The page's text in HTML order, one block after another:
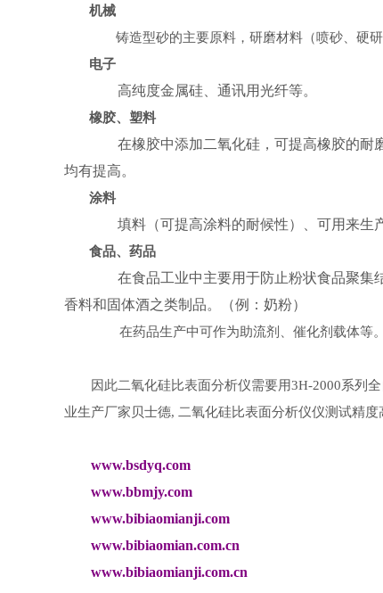
机械
铸造型砂的主要原料，研磨材料（喷砂、硬研
电子
高纯度金属硅、通讯用光纤等。
橡胶、塑料
在橡胶中添加二氧化硅，可提高橡胶的耐磨
均有提高。
涂料
填料（可提高涂料的耐候性）、可用来生产
食品、药品
在食品工业中主要用于防止粉状食品聚集结
香料和固体酒之类制品。（例：奶粉）
在药品生产中可作为助流剂、催化剂载体等。
因此二氧化硅比表面分析仪需要用3H-2000系列
业生产厂家贝士德, 二氧化硅比表面分析仪仪测试精度
www.bsdyq.com
www.bbmjy.com
www.bibiaomianji.com
www.bibiaomian.com.cn
www.bibiaomianji.com.cn